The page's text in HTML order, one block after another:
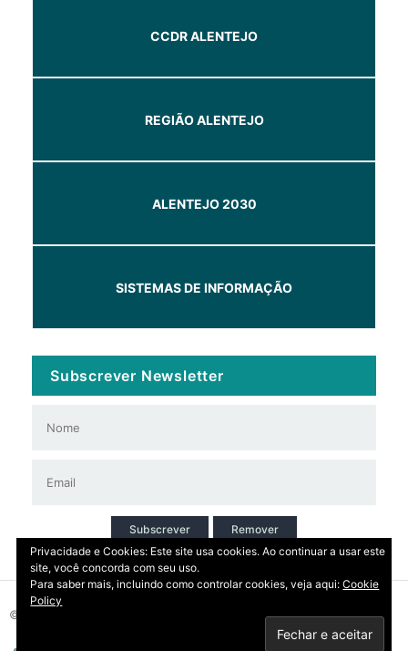
CCDR ALENTEJO
REGIÃO ALENTEJO
ALENTEJO 2030
SISTEMAS DE INFORMAÇÃO
Subscrever Newsletter
Subscrever Remover
© 2026 Copyright: DIRT | CCDR Alentejo, I.P.
Privacidade e Cookies: Este site usa cookies. Ao continuar a usar este
site, você concorda com seu uso.
Para saber mais, incluindo como controlar cookies, veja aqui:Cookie
Policy